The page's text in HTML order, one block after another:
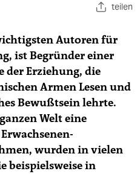
teilen
Autoren für
ist Begründer einer
Erziehung, die
Armen Lesen und
Bewußtsein lehrte.
Welt eine
wurden in vielen
beispielsweise in